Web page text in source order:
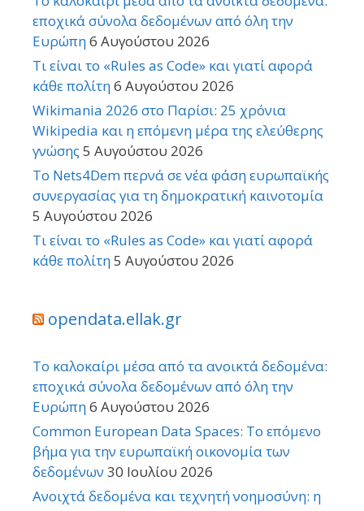
εποχικά σύνολα δεδομένων από όλη την
Ευρώπη6 Αυγούστου 2026
Τι είναι το «Rules as Code» και γιατί αφορά
κάθε πολίτη6 Αυγούστου 2026
Wikimania 2026 στο Παρίσι: 25 χρόνια
Wikipedia και η επόμενη μέρα της ελεύθερης
γνώσης 5 Αυγούστου 2026
Το Nets4Dem περνά σε νέα φάση ευρωπαϊκής
συνεργασίας για τη δημοκρατική καινοτομία
5 Αυγούστου 2026
Τι είναι το «Rules as Code» και γιατί αφορά
κάθε πολίτη5 Αυγούστου 2026
opendata.ellak.gr
Το καλοκαίρι μέσα από τα ανοικτά δεδομένα:
εποχικά σύνολα δεδομένων από όλη την
Ευρώπη6 Αυγούστου 2026
Common European Data Spaces: Το επόμενο
βήμα για την ευρωπαϊκή οικονομία των
δεδομένων 30 Ιουλίου 2026
Ανοιχτά δεδομένα και τεχνητή νοημοσύνη: η